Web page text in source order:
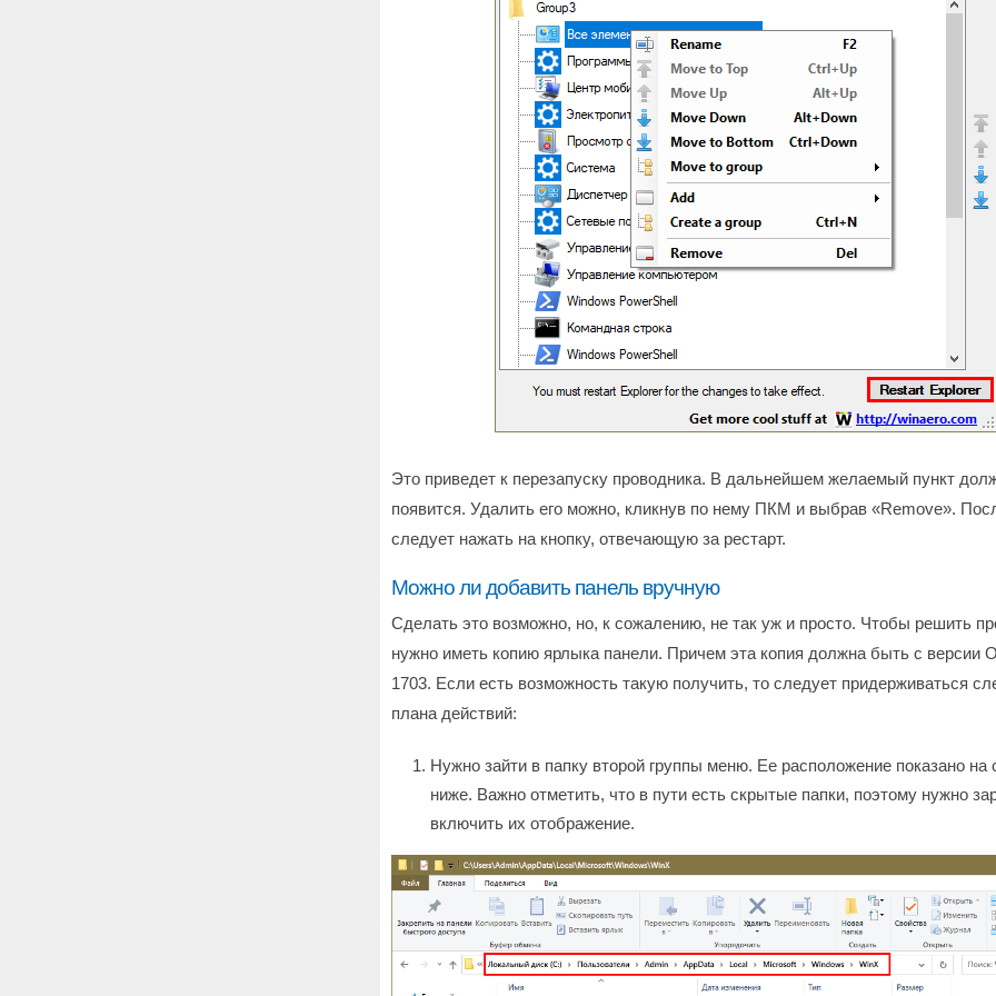
Это приведет к перезапуску проводника. В дальнейшем желаемый пункт
появится. Удалить его можно, кликнув по нему ПКМ и выбрав «Remove».
следует нажать на кнопку, отвечающую за рестарт.
Можно ли добавить панель вручную
Сделать это возможно, но, к сожалению, не так уж и просто. Чтобы решить
нужно иметь копию ярлыка панели. Причем эта копия должна быть с версии
1703. Если есть возможность такую получить, то следует придерживаться
плана действий:
Нужно зайти в папку второй группы меню. Ее расположение показано на
ниже. Важно отметить, что в пути есть скрытые папки, поэтому нужно
включить их отображение.